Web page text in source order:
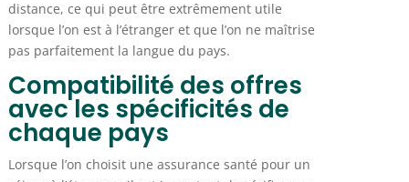
distance, ce qui peut être extrêmement utile
lorsque l’on est à l’étranger et que l’on ne maîtrise
pas parfaitement la langue du pays.
Compatibilité des offres
avec les spécificités de
chaque pays
Lorsque l’on choisit une assurance santé pour un